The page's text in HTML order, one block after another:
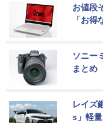
お値段
「お得
ソニー
まとめ
レイズ
s」軽